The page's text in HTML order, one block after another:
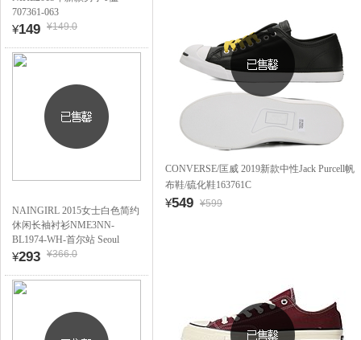
707361-063
¥149 ¥149.0
NAINGIRL 2015女士白色简约
休闲长袖衬衫NME3NN-
BL1974-WH-首尔站 Seoul
¥293 ¥366.0
CONVERSE/匡威 2019新款中性Jack Purcell帆
布鞋/硫化鞋163761C
¥549 ¥599